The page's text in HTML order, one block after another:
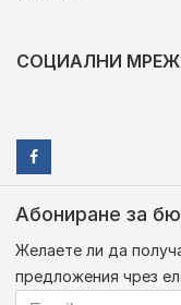
СОЦИАЛНИ
Абониране за
Желаете ли да
предложения чрез